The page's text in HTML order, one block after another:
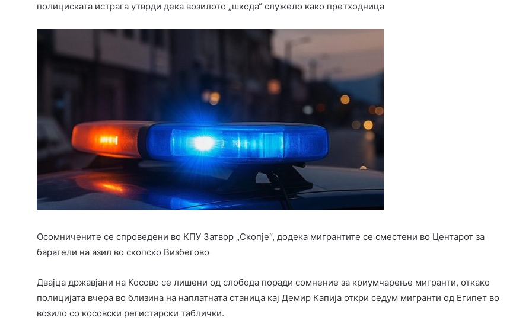
полициската истрага утврди дека возилото „шкода“ служело како претходница
Осомничените се спроведени во КПУ Затвор „Скопје“, додека мигрантите се сместени во Центарот за
баратели на азил во скопско Визбегово
Двајца државјани на Косово се лишени од слобода поради сомнение за криумчарење мигранти, откако
полицијата вчера во близина на наплатната станица кај Демир Капија откри седум мигранти од Египет во
возило со косовски регистарски таблички.